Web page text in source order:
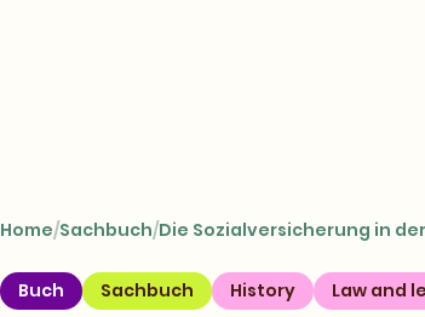
Home Sachbuch Die Sozialversicherung in
Buch Sachbuch History Law and